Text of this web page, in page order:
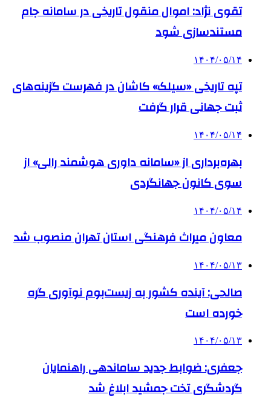
تقوی نژاد: اموال منقول تاریخی در سامانه جام
مستندسازی شود
۱۴۰۴/۰۵/۱۴
تپه تاریخی «سیلک» کاشان در فهرست گزینه‌های
ثبت جهانی قرار گرفت
۱۴۰۴/۰۵/۱۴
بهره‌برداری از «سامانه داوری هوشمند رالی» از
سوی کانون جهانگردی
۱۴۰۴/۰۵/۱۴
معاون میراث فرهنگی استان تهران منصوب شد
۱۴۰۴/۰۵/۱۳
صالحی: آینده کشور به زیست‌بوم نوآوری گره
خورده است
۱۴۰۴/۰۵/۱۳
جعفری: ضوابط جدید ساماندهی راهنمایان
گردشگری تخت جمشید ابلاغ شد